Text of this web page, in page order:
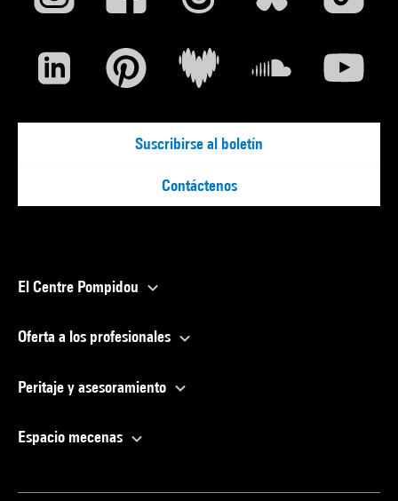
Suscribirse al boletín
Contáctenos
El Centre Pompidou
Oferta a los profesionales
Peritaje y asesoramiento
Espacio mecenas